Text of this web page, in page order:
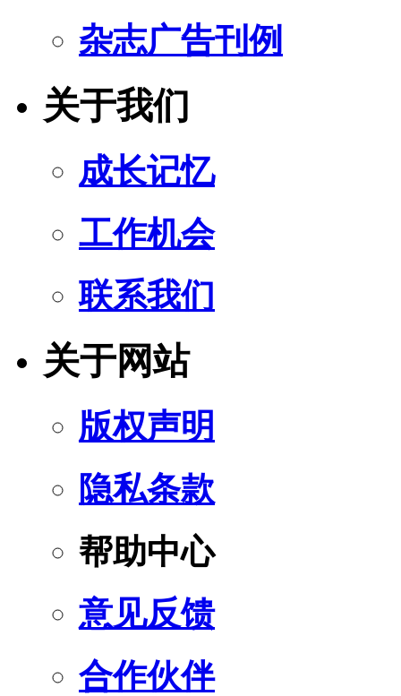
杂志广告刊例
关于我们
成长记忆
工作机会
联系我们
关于网站
版权声明
隐私条款
帮助中心
意见反馈
合作伙伴